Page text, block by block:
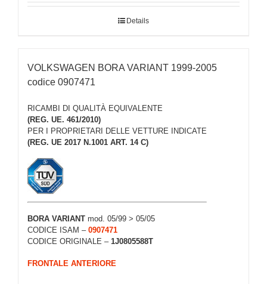
Details
VOLKSWAGEN BORA VARIANT 1999-2005
codice 0907471
RICAMBI DI QUALITÀ EQUIVALENTE
(REG. UE. 461/2010)
PER I PROPRIETARI DELLE VETTURE INDICATE
(REG. UE 2017 N.1001 ART. 14 C)
BORA VARIANT mod. 05/99 > 05/05
CODICE ISAM – 0907471
CODICE ORIGINALE – 1J0805588T
FRONTALE ANTERIORE